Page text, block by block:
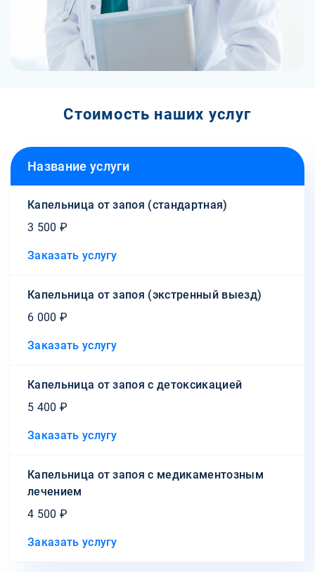
Стоимость наших услуг
Название услуги
Капельница от запоя (стандартная)
3 500 ₽
Заказать услугу
Капельница от запоя (экстренный выезд)
6 000 ₽
Заказать услугу
Капельница от запоя с детоксикацией
5 400 ₽
Заказать услугу
Капельница от запоя с медикаментозным
лечением
4 500 ₽
Заказать услугу